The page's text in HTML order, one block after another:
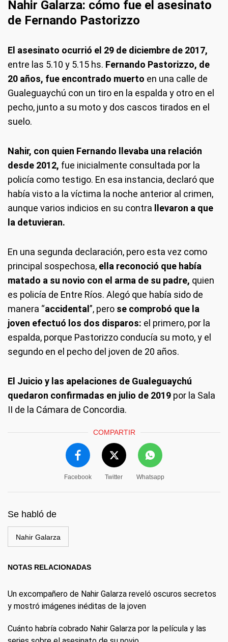
Nahir Galarza: cómo fue el asesinato
de Fernando Pastorizzo
El asesinato ocurrió el 29 de diciembre de 2017,
entre las 5.10 y 5.15 hs. Fernando Pastorizzo, de
20 años, fue encontrado muerto en una calle de
Gualeguaychú con un tiro en la espalda y otro en el
pecho, junto a su moto y dos cascos tirados en el
suelo.
Nahir, con quien Fernando llevaba una relación
desde 2012, fue inicialmente consultada por la
policía como testigo. En esa instancia, declaró que
había visto a la víctima la noche anterior al crimen,
aunque varios indicios en su contra llevaron a que
la detuvieran.
En una segunda declaración, pero esta vez como
principal sospechosa, ella reconoció que había
matado a su novio con el arma de su padre, quien
es policía de Entre Ríos. Alegó que había sido de
manera “accidental ”, pero se comprobó que la
joven efectuó los dos disparos: el primero, por la
espalda, porque Pastorizzo conducía su moto, y el
segundo en el pecho del joven de 20 años.
El Juicio y las apelaciones de Gualeguaychú
quedaron confirmadas en julio de 2019 por la Sala
II de la Cámara de Concordia.
COMPARTIR
Facebook Twitter Whatsapp
Se habló de
Nahir Galarza
NOTAS RELACIONADAS
Un excompañero de Nahir Galarza reveló oscuros secretos
y mostró imágenes inéditas de la joven
Cuánto habría cobrado Nahir Galarza por la película y las